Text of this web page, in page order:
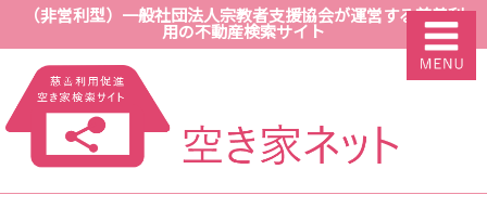
（非営利型）一般社団法人宗教者支援協会が運営する慈善利
用の不動産検索サイト